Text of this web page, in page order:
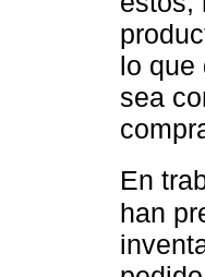
lo que
sea
En
han